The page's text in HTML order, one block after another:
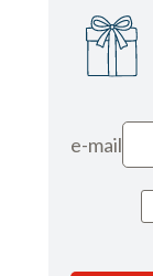
e-mail